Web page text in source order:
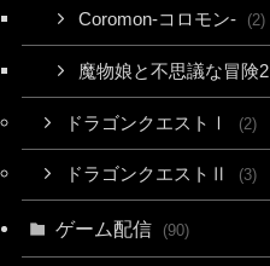
Coromon-コロモン- (2)
魔物娘と不思議な冒険2
ドラゴンクエストⅠ (2)
ドラゴンクエストⅡ (3)
ゲーム配信 (90)